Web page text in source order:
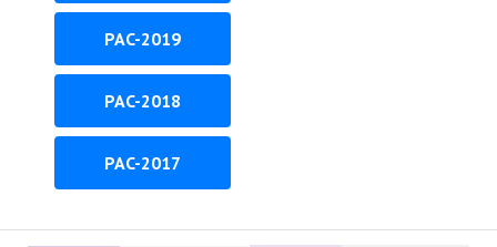
PAC-2019
PAC-2018
PAC-2017